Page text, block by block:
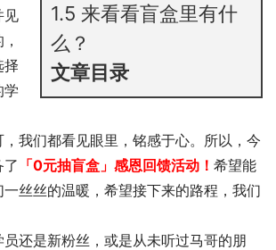
1.5 来看看盲盒里有什
么？
文章目录
见
择
学
我们都看见眼里，铭感于心。所以，今
「0元抽盲盒」感恩回馈活动！ 希望能
丝丝的温暖，希望接下来的路程，我们
还是新粉丝，或是从未听过马哥的朋